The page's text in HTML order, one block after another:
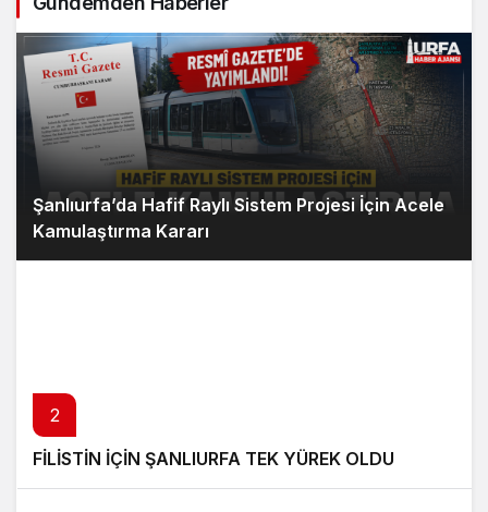
Şanlıurfa’da Hafif Raylı Sistem Projesi İçin Acele
Kamulaştırma Kararı
2
FİLİSTİN İÇİN ŞANLIURFA TEK YÜREK OLDU